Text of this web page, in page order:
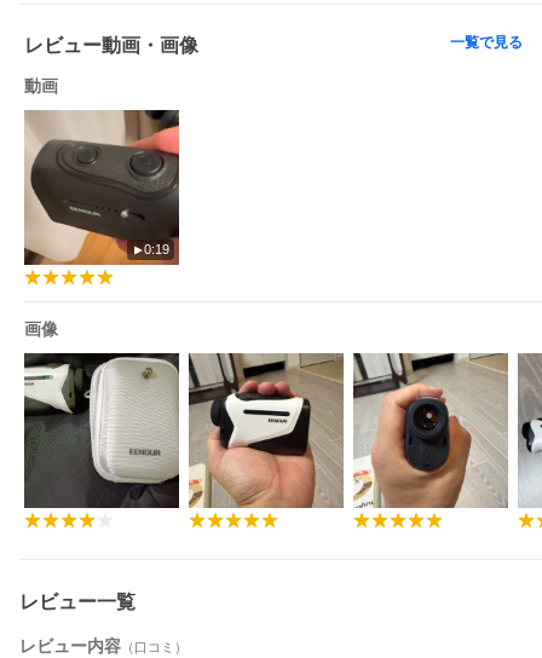
レビュー動画・画像 一覧で見る
動画
0:19
画像
レビュー一覧
レビュー内容 （口コミ）